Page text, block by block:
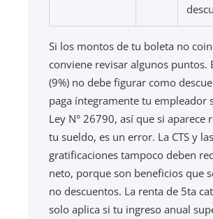
Si los montos de tu boleta no
conviene revisar algunos puntos.
(9%) no debe figurar como
paga íntegramente tu empleador
Ley N° 26790, así que si aparece
tu sueldo, es un error. La CTS y las
gratificaciones tampoco deben
neto, porque son beneficios que
no descuentos. La renta de 5ta
solo aplica si tu ingreso anual